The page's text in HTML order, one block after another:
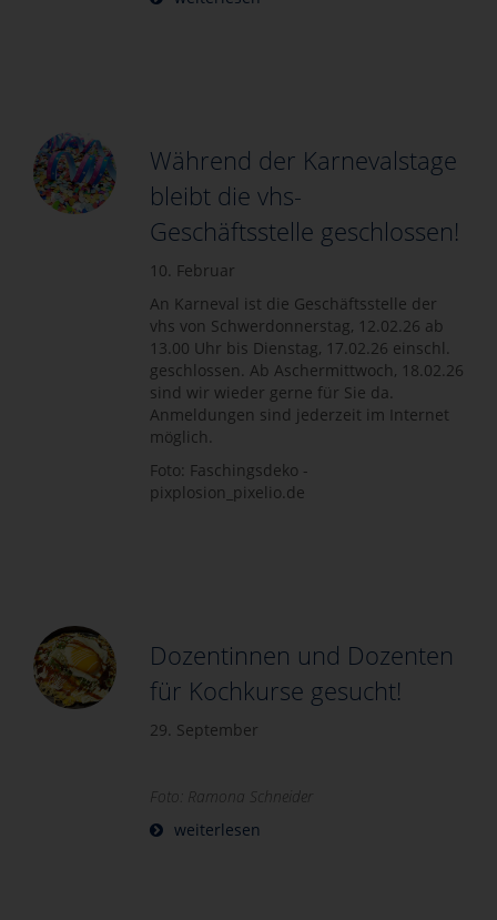
Während der Karnevalstage
bleibt die vhs-
Geschäftsstelle geschlossen!
10. Februar
An Karneval ist die Geschäftsstelle der
vhs von Schwerdonnerstag, 12.02.26 ab
13.00 Uhr bis Dienstag, 17.02.26 einschl.
geschlossen. Ab Aschermittwoch, 18.02.26
sind wir wieder gerne für Sie da.
Anmeldungen sind jederzeit im Internet
möglich.
Foto: Faschingsdeko -
pixplosion_pixelio.de
Dozentinnen und Dozenten
für Kochkurse gesucht!
29. September
Foto: Ramona Schneider
weiterlesen